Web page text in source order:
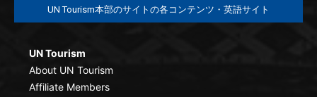
UN Tourism本部のサイトの各コンテンツ・英語サイト
UN Tourism
About UN Tourism
Affiliate Members